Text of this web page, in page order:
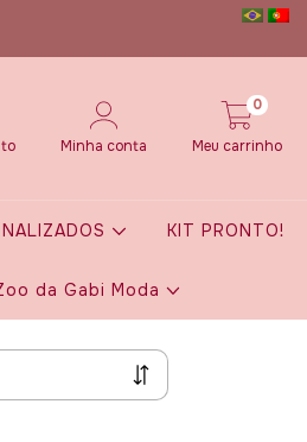
no instagram @dmanuoficial e fique por
Minha conta Meu carrinho
0
KIT PRONTO!
da Gabi Moda